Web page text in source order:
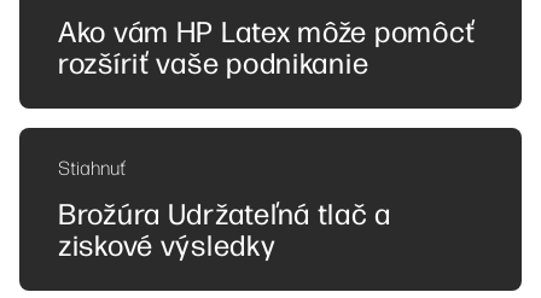
Ako vám HP Latex môže pomôcť
rozšíriť vaše podnikanie
Stiahnuť
Brožúra Udržateľná tlač a
ziskové výsledky